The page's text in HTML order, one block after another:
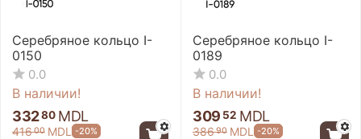
Серебряное кольцо I-
0150
0.0
В наличии!
33280 MDL
41600 MDL -20%
Серебряное кольцо I-
0189
0.0
В наличии!
309 52 MDL
38690 MDL -20%